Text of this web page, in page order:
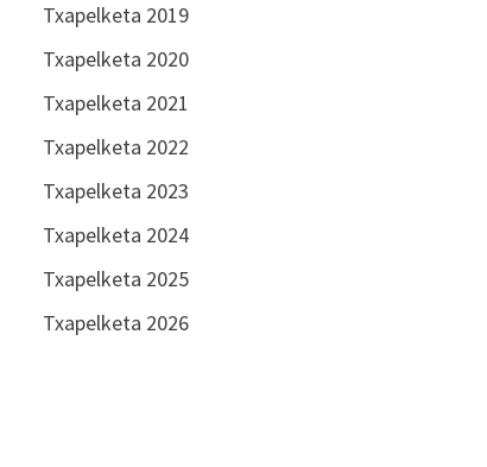
Txapelketa 2019
Txapelketa 2020
Txapelketa 2021
Txapelketa 2022
Txapelketa 2023
Txapelketa 2024
Txapelketa 2025
Txapelketa 2026